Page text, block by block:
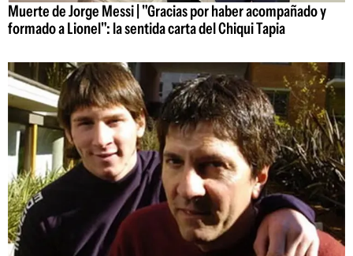
Muerte de Jorge Messi | "Gracias por haber acompañado y
formado a Lionel": la sentida carta del Chiqui Tapia